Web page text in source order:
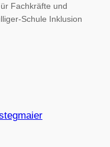
Fach­kräf­te und
Schule Inklu­si­on